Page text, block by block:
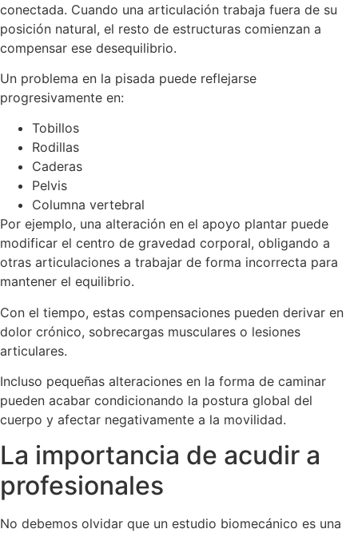
conectada. Cuando una articulación trabaja fuera de su
posición natural, el resto de estructuras comienzan a
compensar ese desequilibrio.
Un problema en la pisada puede reflejarse
progresivamente en:
Tobillos
Rodillas
Caderas
Pelvis
Columna vertebral
Por ejemplo, una alteración en el apoyo plantar puede
modificar el centro de gravedad corporal, obligando a
otras articulaciones a trabajar de forma incorrecta para
mantener el equilibrio.
Con el tiempo, estas compensaciones pueden derivar en
dolor crónico, sobrecargas musculares o lesiones
articulares.
Incluso pequeñas alteraciones en la forma de caminar
pueden acabar condicionando la postura global del
cuerpo y afectar negativamente a la movilidad.
La importancia de acudir a
profesionales
No debemos olvidar que un estudio biomecánico es una